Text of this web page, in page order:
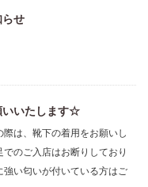
せ
いたします☆
は、靴下の着用をお願いし
のご入店はお断りしており
い匂いが付いている方はご